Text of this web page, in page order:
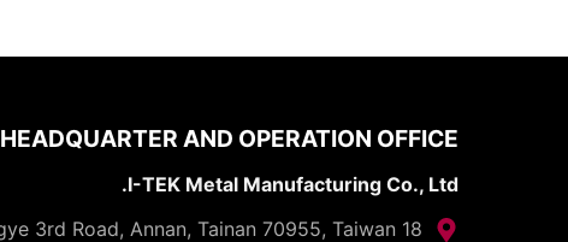
HEADQUARTER AND OPERATION OFFICE
I-TEK Metal Manufacturing Co., Ltd.
18 Gungye 3rd Road, Annan, Tainan 70955, Taiwan